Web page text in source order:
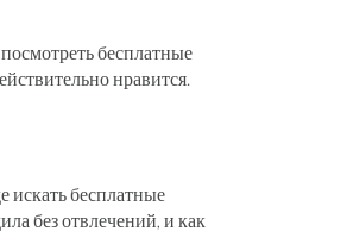
бесплатные
нравится.
искать бесплатные
без отвлечений, и как